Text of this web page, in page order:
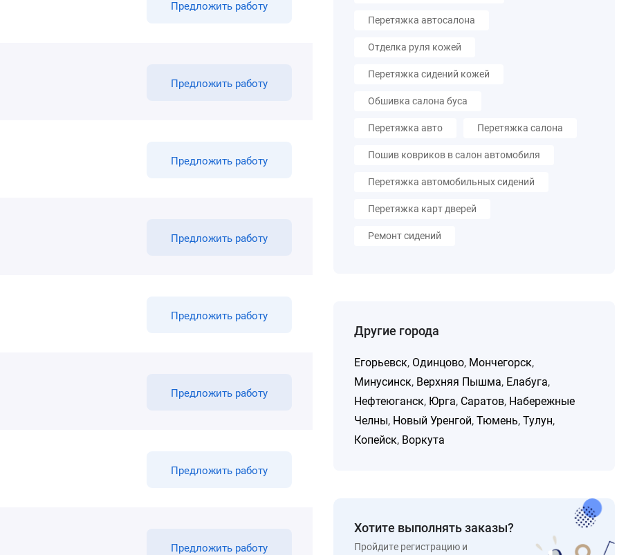
Предложить работу
Предложить работу
Предложить работу
Предложить работу
Предложить работу
Предложить работу
Предложить работу
Предложить работу
Перетяжка автосалона
Отделка руля кожей
Перетяжка сидений кожей
Обшивка салона буса
Перетяжка авто Перетяжка салона
Пошив ковриков в салон автомобиля
Перетяжка автомобильных сидений
Перетяжка карт дверей
Ремонт сидений
Другие города
Егорьевск, Одинцово, Мончегорск,
Минусинск, Верхняя Пышма, Елабуга,
Нефтеюганск, Юрга, Саратов, Набережные
Челны, Новый Уренгой,Тюмень,Тулун,
Копейск, Воркута
Хотите выполнять заказы?
Пройдите регистрацию и